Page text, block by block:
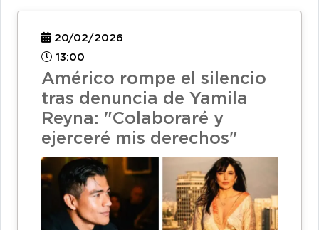
20/02/2026
13:00
Américo rompe el silencio
tras denuncia de Yamila
Reyna: "Colaboraré y
ejerceré mis derechos"